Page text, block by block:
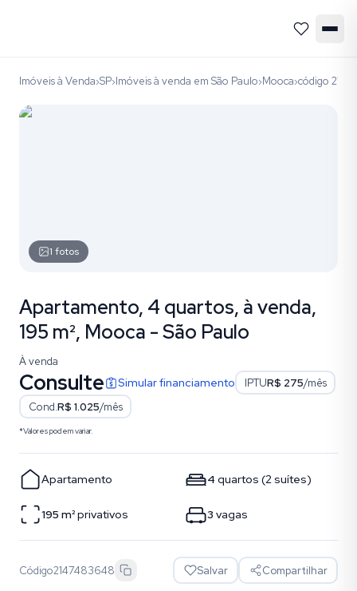
Imóveis à Venda›SP›Imóveis à venda em São Paulo›Mooca›código
1 fotos
Apartamento, 4 quartos, à venda,
195 m², Mooca - São Paulo
À venda
Consulte Simular financiamento IPTUR$ 275/mês
Cond.R$ 1.025/mês
*Valores podem variar.
Apartamento 4 quartos (2suítes)
195 m²privativos 3 vagas
Código2147483648 Salvar Compartilhar